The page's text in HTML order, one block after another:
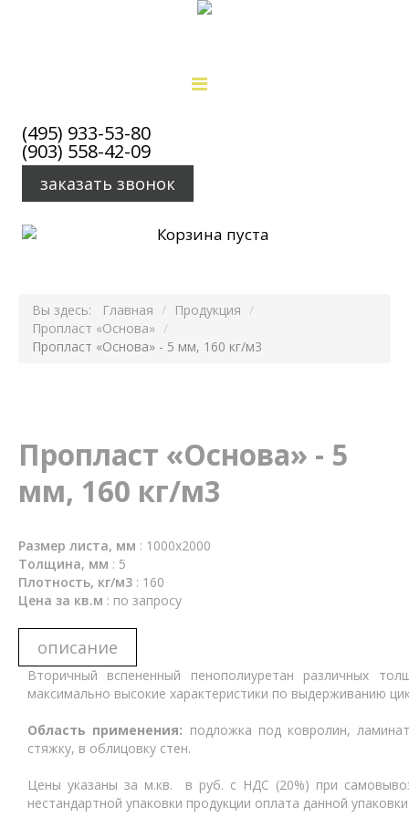
главная
продукция
пропласт «основа»
пропласт «профи»
пропласт «супер»
из ппу вв
из ппу
о компании
контакты
(495) 933-53-80
(903) 558-42-09
заказать звонок
Корзина пуста
Вы здесь: Главная / Продукция /
Пропласт «Основа» /
Пропласт «Основа» - 5 мм, 160 кг/м3
Пропласт «Основа» - 5
мм, 160 кг/м3
Размер листа, мм : 1000x2000
Толщина, мм : 5
Плотность, кг/м3 : 160
Цена за кв.м : по запросу
описание
Вторичный вспененный пенополиуретан различных
максимально высокие характеристики по выдерживанию
Область применения: подложка под ковролин,
стяжку, в облицовку стен.
Цены указаны за м.кв. в руб. с НДС (20%) при
нестандартной упаковки продукции оплата данной